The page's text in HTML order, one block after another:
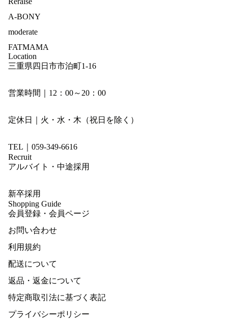
A-BONY
moderate
FATMAMA
Location
三重県四日市市泊町1-16
営業時間｜12：00～20：00
定休日｜火・水・木（祝日を除く）
TEL｜059-349-6616
Recruit
アルバイト・中途採用
新卒採用
Shopping Guide
会員登録・会員ページ
お問い合わせ
利用規約
配送について
返品・返金について
特定商取引法に基づく表記
プライバシーポリシー